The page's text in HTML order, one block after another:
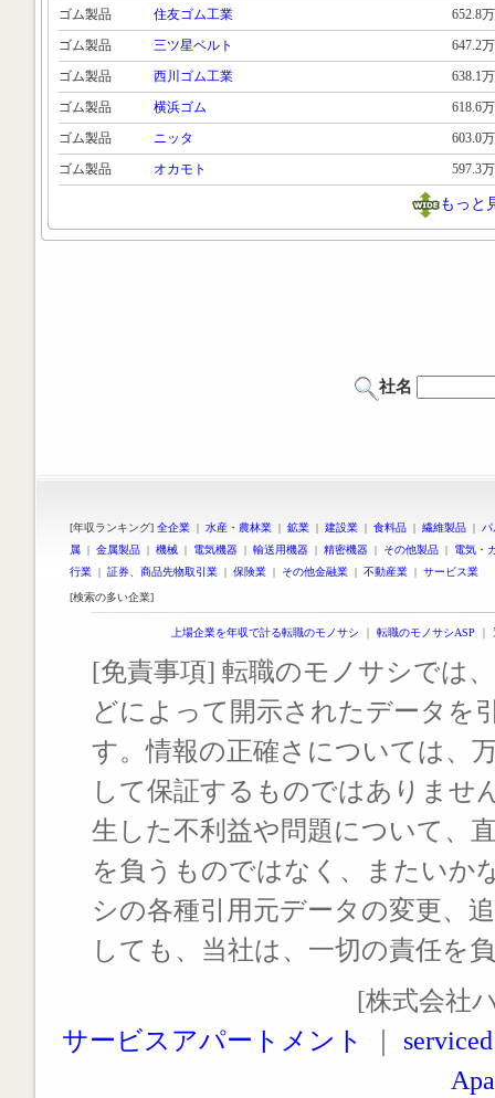
ゴム製品
住友ゴム工業
652.8万
ゴム製品
三ツ星ベルト
647.2万
ゴム製品
西川ゴム工業
638.1万
ゴム製品
横浜ゴム
618.6万
ゴム製品
ニッタ
603.0万
ゴム製品
オカモト 597.3万
もっと
社名
[年収ランキング] 全企業 | 水産・農林業 | 鉱業 | 建設業 | 食料品 | 繊維製品 |
属 | 金属製品 | 機械 | 電気機器 | 輸送用機器 | 精密機器 | その他製品 | 電気・
行業 | 証券、商品先物取引業 | 保険業 | その他金融業 | 不動産業 | サービス業
[検索の多い企業]
上場企業を年収で計る転職のモノサシ ｜ 転職のモノサシASP ｜
[免責事項] 転職のモノサシでは
どによって開示されたデータを
す。情報の正確さについては、
して保証するものではありませ
生した不利益や問題について、
を負うものではなく、またいか
シの各種引用元データの変更、
しても、当社は、一切の責任を
[株式会社
サービスアパートメント